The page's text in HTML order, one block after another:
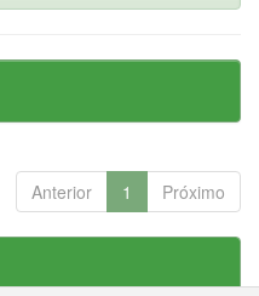
Anterior 1 Próximo